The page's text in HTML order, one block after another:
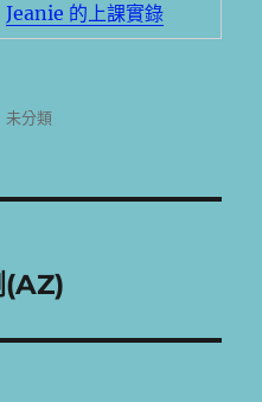
Jeanie 的上課實錄
分
未分類
(AZ)